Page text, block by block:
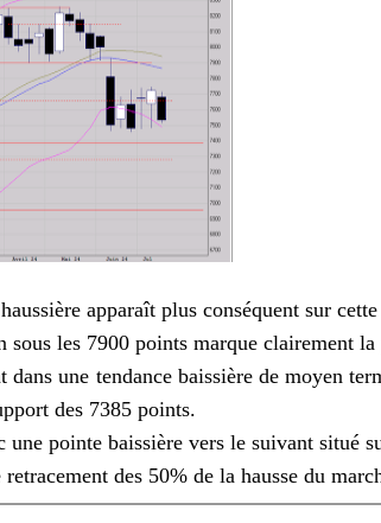
apparaît plus conséquent sur
les 7900 points marque clairement
une tendance baissière de moyen
des 7385 points.
pointe baissière vers le suivant situé
des 50% de la hausse du